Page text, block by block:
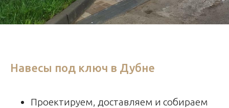
Навесы под ключ в Дубне
Проектируем, доставляем и собираем